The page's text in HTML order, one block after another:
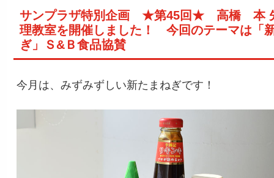
サンプラザ特別企画 ★第45回★ 高橋 本
理教室を開催しました！ 今回のテーマは「
ぎ」Ｓ&Ｂ食品協賛
今月は、みずみずしい新たまねぎです！